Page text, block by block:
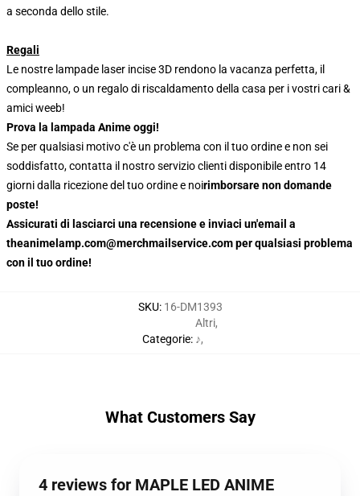
a seconda dello stile.
Regali
Le nostre lampade laser incise 3D rendono la vacanza perfetta, il
compleanno, o un regalo di riscaldamento della casa per i vostri cari &
amici weeb!
Prova la lampada Anime oggi!
Se per qualsiasi motivo c'è un problema con il tuo ordine e non sei
soddisfatto, contatta il nostro servizio clienti disponibile entro 14
giorni dalla ricezione del tuo ordine e noirimborsare non domande
poste!
Assicurati di lasciarci una recensione e inviaci un'email a
theanimelamp.com@merchmailservice.com per qualsiasi problema
con il tuo ordine!
SKU: 16-DM1393
Categorie:
Altri,
♪,
What Customers Say
4 reviews for MAPLE LED ANIME